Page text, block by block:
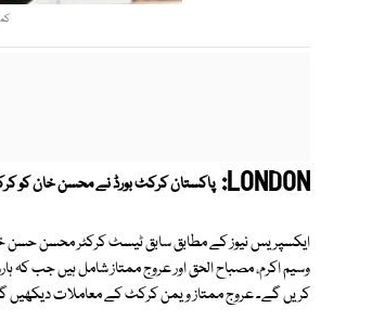
LONDON: پاکستان کرکٹ بورڈ نے محسن خان کو
ایکسپریس نیوز کے مطابق سابق ٹیسٹ کرکٹر محسن حسن
وسیم اکرم، مصباح الحق اور عروج ممتاز شامل ہیں جب کہ
کریں گے۔ عروج ممتاز ویمن کرکٹ کے معاملات دیکھیں